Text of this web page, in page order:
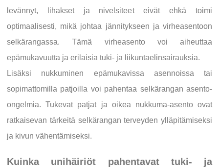
levännyt, lihakset ja nivelsiteet eivät ehkä toimi
optimaalisesti, mikä johtaa jännitykseen ja virheasentoon
selkärangassa. Tämä virheasento voi aiheuttaa
epämukavuutta ja erilaisia tuki- ja liikuntaelinsairauksia.
Lisäksi nukkuminen epämukavissa asennoissa tai
sopimattomilla patjoilla voi pahentaa selkärangan asento-
ongelmia. Tukevat patjat ja oikea nukkuma-asento ovat
ratkaisevan tärkeitä selkärangan terveyden ylläpitämiseksi
ja kivun vähentämiseksi.
Kuinka unihäiriöt pahentavat tuki- ja